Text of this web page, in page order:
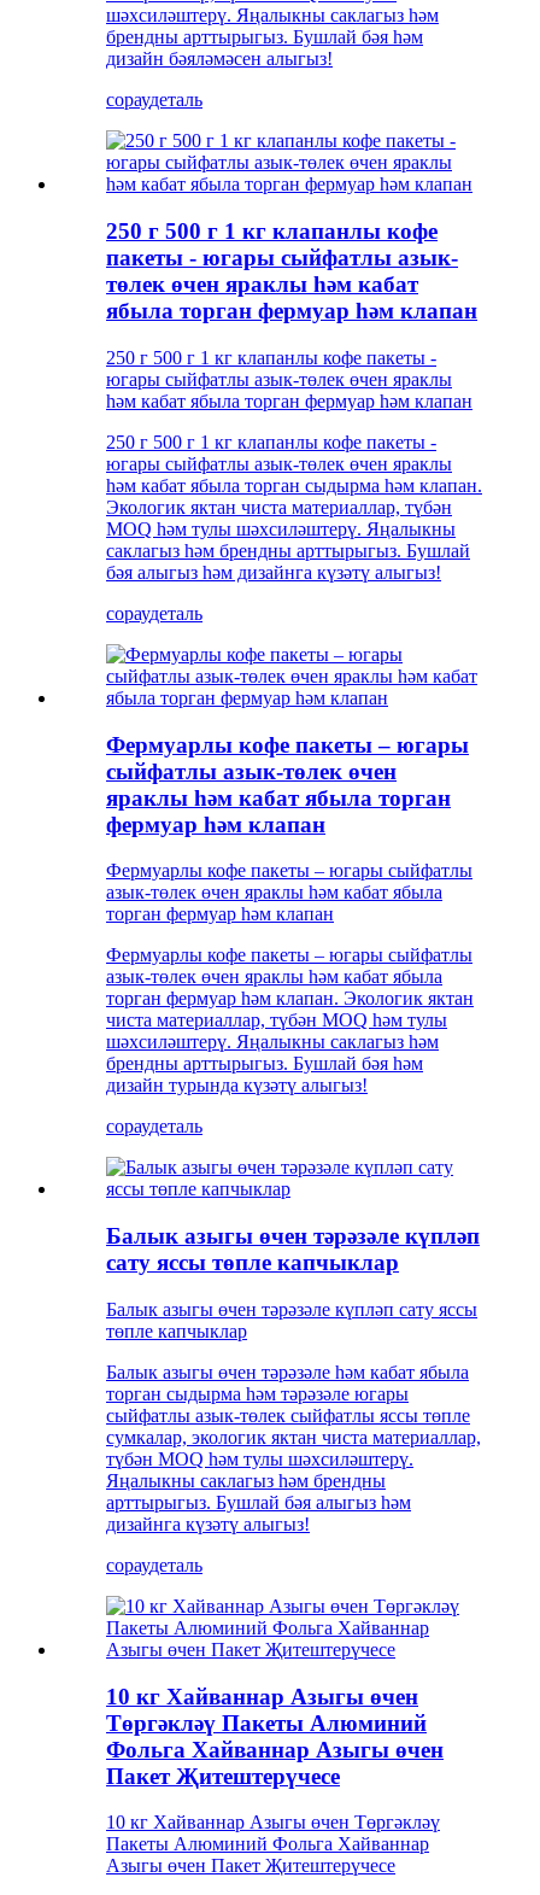
шәхсиләштерү. Яңалыкны саклагыз һәм
брендны арттырыгыз. Бушлай бәя һәм
дизайн бәяләмәсен алыгыз!
сораудеталь
250 г 500 г 1 кг клапанлы кофе
пакеты - югары сыйфатлы азык-
төлек өчен яраклы һәм кабат
ябыла торган фермуар һәм клапан
250 г 500 г 1 кг клапанлы кофе пакеты -
югары сыйфатлы азык-төлек өчен яраклы
һәм кабат ябыла торган фермуар һәм клапан
250 г 500 г 1 кг клапанлы кофе пакеты -
югары сыйфатлы азык-төлек өчен яраклы
һәм кабат ябыла торган сыдырма һәм клапан.
Экологик яктан чиста материаллар, түбән
MOQ һәм тулы шәхсиләштерү. Яңалыкны
саклагыз һәм брендны арттырыгыз. Бушлай
бәя алыгыз һәм дизайнга күзәтү алыгыз!
сораудеталь
Фермуарлы кофе пакеты – югары
сыйфатлы азык-төлек өчен
яраклы һәм кабат ябыла торган
фермуар һәм клапан
Фермуарлы кофе пакеты – югары сыйфатлы
азык-төлек өчен яраклы һәм кабат ябыла
торган фермуар һәм клапан
Фермуарлы кофе пакеты – югары сыйфатлы
азык-төлек өчен яраклы һәм кабат ябыла
торган фермуар һәм клапан. Экологик яктан
чиста материаллар, түбән MOQ һәм тулы
шәхсиләштерү. Яңалыкны саклагыз һәм
брендны арттырыгыз. Бушлай бәя һәм
дизайн турында күзәтү алыгыз!
сораудеталь
Балык азыгы өчен тәрәзәле күпләп
сату яссы төпле капчыклар
Балык азыгы өчен тәрәзәле күпләп сату яссы
төпле капчыклар
Балык азыгы өчен тәрәзәле һәм кабат ябыла
торган сыдырма һәм тәрәзәле югары
сыйфатлы азык-төлек сыйфатлы яссы төпле
сумкалар, экологик яктан чиста материаллар,
түбән MOQ һәм тулы шәхсиләштерү.
Яңалыкны саклагыз һәм брендны
арттырыгыз. Бушлай бәя алыгыз һәм
дизайнга күзәтү алыгыз!
сораудеталь
10 кг Хайваннар Азыгы өчен
Төргәкләү Пакеты Алюминий
Фольга Хайваннар Азыгы өчен
Пакет Җитештерүчесе
10 кг Хайваннар Азыгы өчен Төргәкләү
Пакеты Алюминий Фольга Хайваннар
Азыгы өчен Пакет Җитештерүчесе